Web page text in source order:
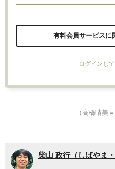
有料会員サービスに
ログインし
（高橋晴美
柴山 政行（しばやま・